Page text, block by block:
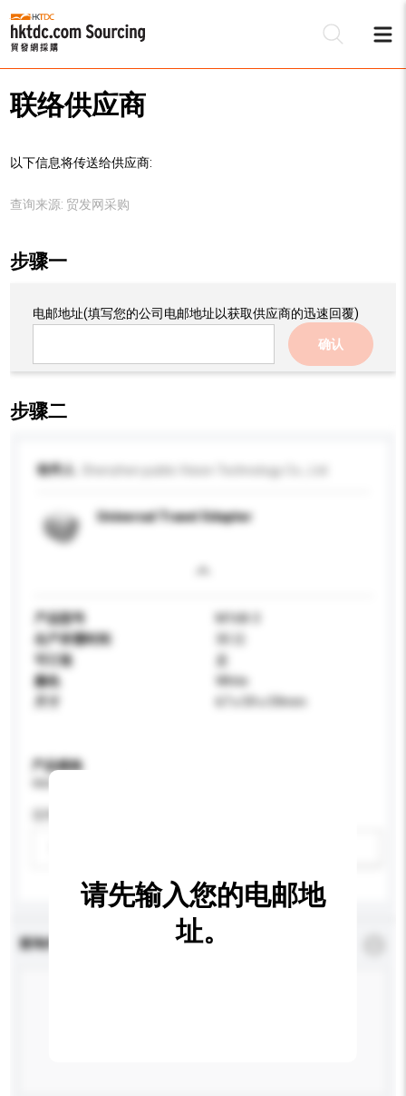
联络供应商
以下信息将传送给供应商:
查询来源: 贸发网采购
步骤一
电邮地址(填写您的公司电邮地址以获取供应商的迅速回覆)
确认
步骤二
收件人
Universal Travel Sdapter
产品型号
M168-3
生产所需时间
30 日
可订造
是
颜色
White
67 x 59 x 59mm
产品规格
查询内容
请先输入您的电邮地
址。